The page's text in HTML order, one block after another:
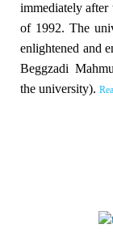
immediately
of 1992. The
enlightened and
Beggzadi
the university).